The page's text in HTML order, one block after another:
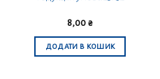
8,00 ₴
ДОДАТИ В КОШИК